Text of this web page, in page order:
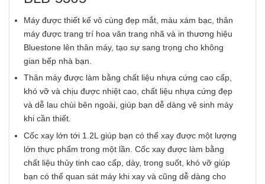
Máy được thiết kế vô cùng đẹp mắt, màu xám bạc, thân
máy được trang trí hoa văn trang nhã và in thương hiệu
Bluestone lên thân máy, tạo sự sang trọng cho không
gian bếp nhà bạn.
Thân máy được làm bằng chất liệu nhựa cứng cao cấp,
khó vỡ và chịu được nhiệt cao, chất liệu nhựa cứng đẹp
và dễ lau chùi bên ngoài, giúp bạn dễ dàng vệ sinh máy
khi cần thiết.
Cốc xay lớn tới 1.2L giúp bạn có thể xay được một lượng
lớn thực phẩm trong một lần. Cốc xay được làm bằng
chất liệu thủy tinh cao cấp, dày, trong suốt, khó vỡ giúp
bạn có thể quan sát máy khi xay và cũng dễ dàng cho